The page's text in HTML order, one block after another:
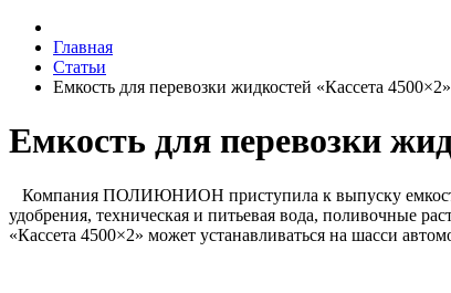
Главная
Статьи
Емкость для перевозки жидкостей «Кассета 4500×2»
Емкость для перевозки
Компания ПОЛИЮНИОН приступила к выпуску емкостей
удобрения, техническая и питьевая вода, поливочные
«Кассета 4500×2» может устанавливаться на шасси